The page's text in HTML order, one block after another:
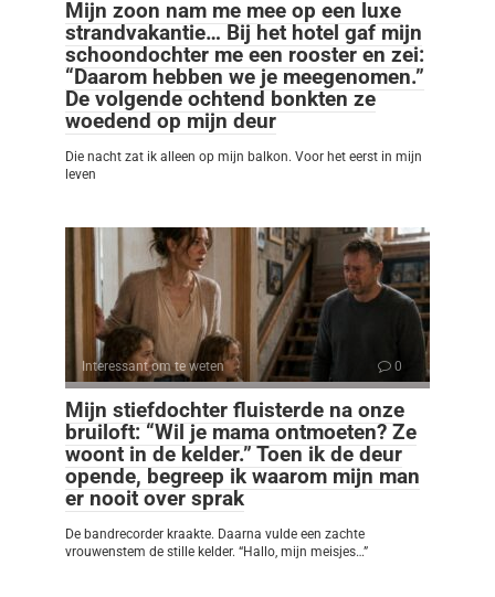
Mijn zoon nam me mee op een luxe
strandvakantie… Bij het hotel gaf mijn
schoondochter me een rooster en zei:
“Daarom hebben we je meegenomen.”
De volgende ochtend bonkten ze
woedend op mijn deur
Die nacht zat ik alleen op mijn balkon. Voor het eerst in mijn
leven
Interessant om te weten 0
Mijn stiefdochter fluisterde na onze
bruiloft: “Wil je mama ontmoeten? Ze
woont in de kelder.” Toen ik de deur
opende, begreep ik waarom mijn man
er nooit over sprak
De bandrecorder kraakte. Daarna vulde een zachte
vrouwenstem de stille kelder. “Hallo, mijn meisjes…”